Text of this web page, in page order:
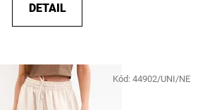
DETAIL
Kód: 44902/UNI/NE